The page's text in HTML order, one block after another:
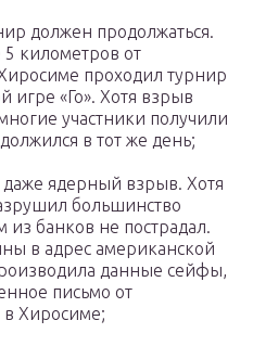
должен продолжаться.
километров от
проходил турнир
игре «Го». Хотя взрыв
участники получили
в тот же день;
ядерный взрыв. Хотя
большинство
банков не пострадал.
в адрес американской
данные сейфы,
письмо от
Хиросиме;